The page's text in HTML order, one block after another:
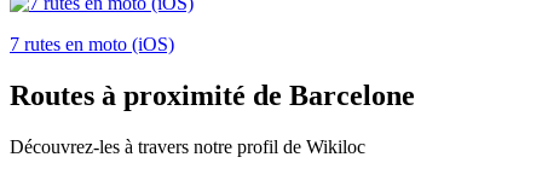
7 rutes en moto (iOS)
Routes à proximité de Barcelone
Découvrez-les à travers notre profil de Wikiloc